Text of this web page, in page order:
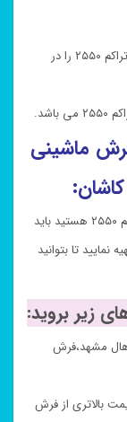
این دستگاه دقیقا کیفیت فرش ماشینی با شانه ۷۰۰ و تراکم ۲۵۵۰ را در
ماشینی
اگر شما بدنبال فرش ماشینی با شانه واقعی ۷۰۰ و تراکم ۲۵۵۰ هستید باید
تا بتوانید
زیر بروید:
مشهد،فرش
بالاتری از فرش